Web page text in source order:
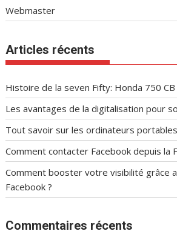
Webmaster
Articles récents
Histoire de la seven Fifty: Honda 750 CB
Les avantages de la digitalisation pour
Tout savoir sur les ordinateurs
Comment contacter Facebook depuis la
Comment booster votre visibilité grâce
Facebook ?
Commentaires récents